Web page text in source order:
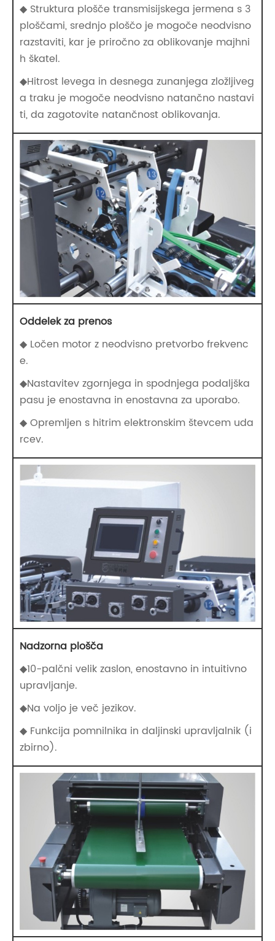
◆ Struktura plošče transmisijskega jermena s 3
ploščami, srednjo ploščo je mogoče neodvisno
razstaviti, kar je priročno za oblikovanje majhni
h škatel.
◆Hitrost levega in desnega zunanjega zložljiveg
a traku je mogoče neodvisno natančno nastavi
ti, da zagotovite natančnost oblikovanja.
Oddelek za prenos
◆ Ločen motor z neodvisno pretvorbo frekvenc
e.
◆Nastavitev zgornjega in spodnjega podaljška
pasu je enostavna in enostavna za uporabo.
◆ Opremljen s hitrim elektronskim števcem uda
rcev.
Nadzorna plošča
◆10-palčni velik zaslon, enostavno in intuitivno
upravljanje.
◆Na voljo je več jezikov.
◆ Funkcija pomnilnika in daljinski upravljalnik (i
zbirno).